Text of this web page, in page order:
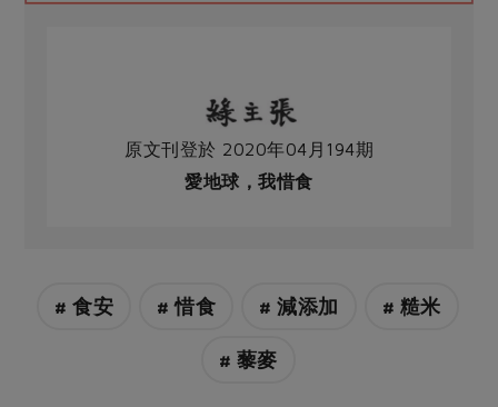
原文刊登於 2020年04月194期
愛地球，我惜食
# 食安 # 惜食 # 減添加 # 糙米
# 藜麥